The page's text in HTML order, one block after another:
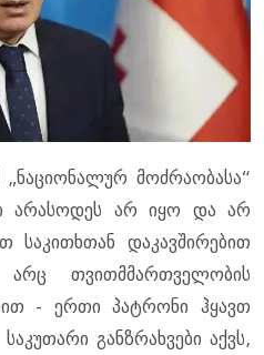
მოძრაობასა“
არასოდეს არ იყო და არ
საკითხთან დაკავშირებით
თვითმმართველობის
- ერთი პატრონი ჰყავთ
განზრახვები აქვს,